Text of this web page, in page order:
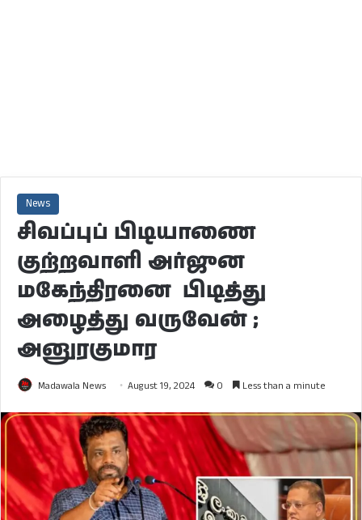
News
சிவப்புப் பிடியாணை
குற்றவாளி அர்ஜுன
மகேந்திரனை பிடித்து
அழைத்து வருவேன் ;
அனுரகுமார
Madawala News August 19, 2024 0 Less than a minute